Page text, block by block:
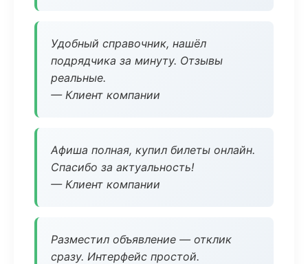
Удобный справочник, нашёл
подрядчика за минуту. Отзывы
реальные.
— Клиент компании
Афиша полная, купил билеты онлайн.
Спасибо за актуальность!
— Клиент компании
Разместил объявление — отклик
сразу. Интерфейс простой.